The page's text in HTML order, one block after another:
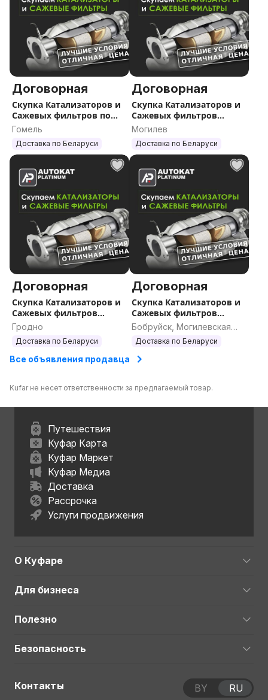
Договорная
Скупка Катализаторов и
Сажевых фильтров по
всей Беларуси
Гомель
Доставка по Беларуси
Договорная
Скупка Катализаторов и
Сажевых фильтров
Могилев и область
Могилев
Доставка по Беларуси
Договорная
Скупка Катализаторов и
Сажевых фильтров
Гродно и Область
Гродно
Доставка по Беларуси
Договорная
Скупка Катализаторов и
Сажевых фильтров
Бобруйск
Бобруйск, Могилевская
область
Доставка по Беларуси
Все объявления продавца
Kufar не несет ответственности за предлагаемый товар.
Путешествия
Куфар Карта
Куфар Маркет
Куфар Медиа
Доставка
Рассрочка
Услуги продвижения
О Куфаре
Для бизнеса
Полезно
Безопасность
Контакты BY RU